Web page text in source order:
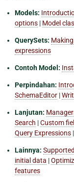
Models:
options | Model
QuerySets:
expressions
Contoh Model:
Perpindahan:
SchemaEditor |
Lanjutan:
Search |Custom
Query Expressions |
Lainnya:
initial data |
features